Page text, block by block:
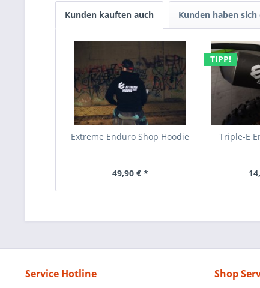
Kunden kauften auch Kunden haben
Extreme Enduro Shop Hoodie
49,90 € *
TIPP!
Triple-E
Service Hotline Shop